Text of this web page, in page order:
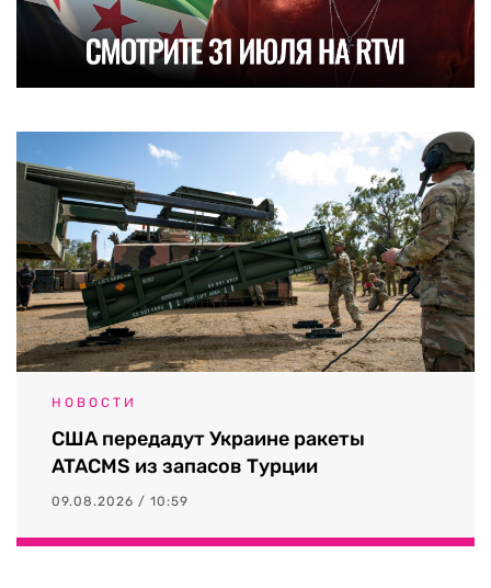
НОВОСТИ
США передадут Украине ракеты
ATACMS из запасов Турции
09.08.2026 / 10:59